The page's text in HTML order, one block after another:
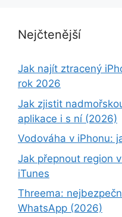
Nejčtenější
Jak najít ztracený
rok 2026
Jak zjistit
aplikace i s ní (2026)
Vodováha v iPhonu:
Jak přepnout region
iTunes
Threema:
WhatsApp (2026)